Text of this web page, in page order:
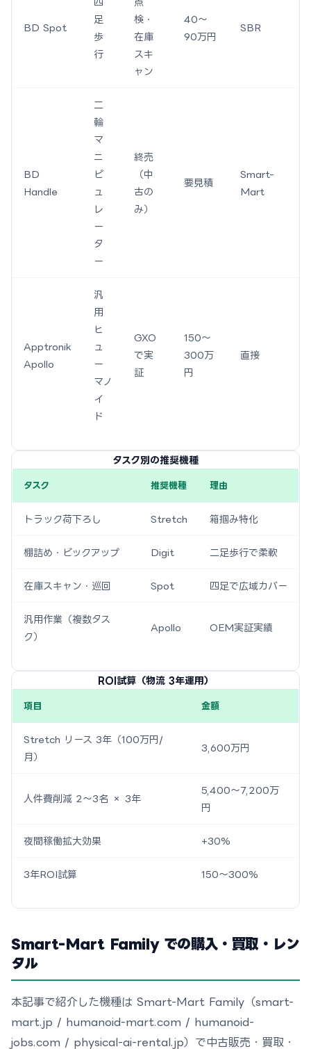
BD Spot
足
歩
行
検・
在庫
スキ
ャン
40〜
90万円
SBR
BD
Handle
二
輪
マ
ニ
ピ
ュ
レ
ー
タ
ー
終売
（中
古の
み）
要見積
Smart-
Mart
Apptronik
Apollo
汎
用
ヒ
ュ
ー
マノ
イ
ド
GXO
で実
証
150〜
300万
円
直接
タスク別の推奨機種
タスク 推奨機種 理由
トラック荷下ろし Stretch 箱掴み特化
棚詰め・ピックアップ Digit 二足歩行で柔軟
在庫スキャン・巡回 Spot 四足で広域カバー
汎用作業（複数タス
ク）
Apollo OEM実証実績
ROI試算（物流 3年運用）
項目 金額
Stretch リース 3年（100万円/
月）
3,600万円
人件費削減 2〜3名 × 3年
5,400〜7,200万
円
夜間稼働拡大効果 +30%
3年ROI試算 150〜300%
Smart-Mart Family での購入・買取・レン
タル
本記事で紹介した機種は Smart-Mart Family（smart-
mart.jp / humanoid-mart.com / humanoid-
jobs.com / physical-ai-rental.jp）で中古販売・買取・